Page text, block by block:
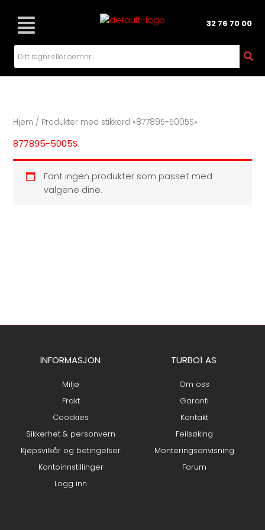
innholdet
32 76 70 00
Hjem / Produkter med stikkord «877895-5005S»
877895-5005S
Fant ingen produkter som passet med
valgene dine.
INFORMASJON
Miljø
Frakt
Coockies
Sikkerhet & personvern
Kjøpsvilkår og betingelser
Kontoinnstillinger
Logg inn
TURBO1 AS
Om oss
Garanti
Kontakt
Feilsøking
Monteringsanvisning
Forum